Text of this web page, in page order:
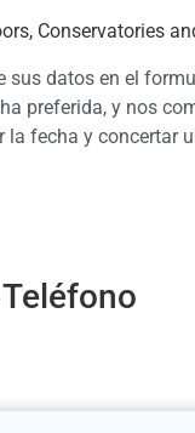
Conservatories
sus datos en el
preferida, y nos
la fecha y concertar